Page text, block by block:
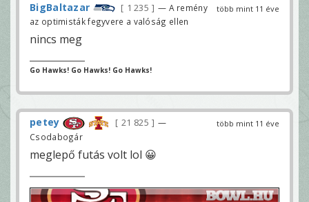
több mint 11 éve
BigBaltazar 1 235
— A remény
az optimisták fegyvere a valóság ellen
nincs meg
Go Hawks! Go Hawks! Go Hawks!
több mint 11 éve
petey 21 825
—
Csodabogár
meglepő futás volt lol 😀